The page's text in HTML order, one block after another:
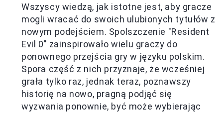
Wszyscy wiedzą, jak istotne jest, aby gracze
mogli wracać do swoich ulubionych tytułów z
nowym podejściem. Spolszczenie "Resident
Evil 0" zainspirowało wielu graczy do
ponownego przejścia gry w języku polskim.
Spora część z nich przyznaje, że wcześniej
grała tylko raz, jednak teraz, poznawszy
historię na nowo, pragną podjąć się
wyzwania ponownie, być może wybierając